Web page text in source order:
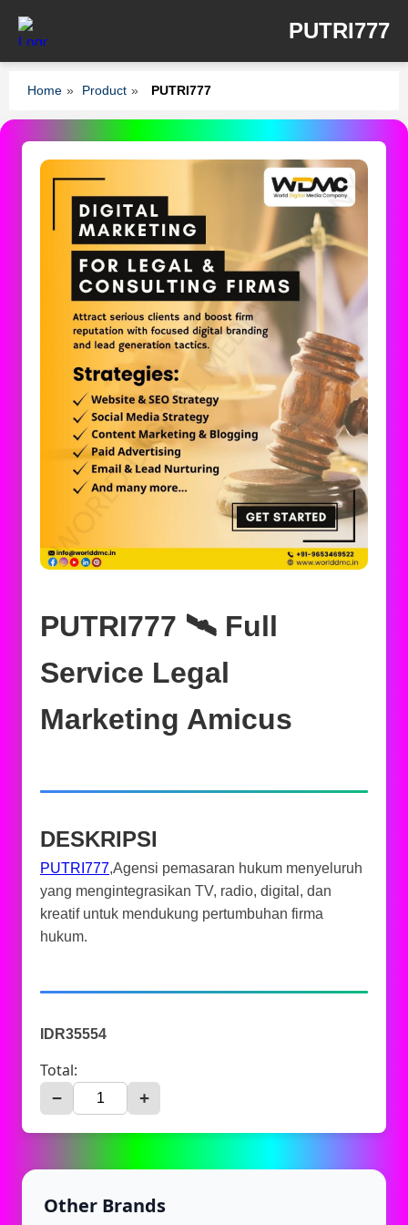
PUTRI777
Home » Product » PUTRI777
PUTRI777 🛰️‍ Full
Service Legal
Marketing Amicus
DESKRIPSI
PUTRI777,Agensi pemasaran hukum menyeluruh
yang mengintegrasikan TV, radio, digital, dan
kreatif untuk mendukung pertumbuhan firma
hukum.
IDR35554
Total:
− +
Other Brands